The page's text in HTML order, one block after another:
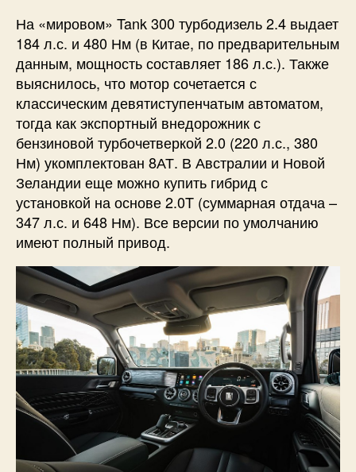
На «мировом» Tank 300 турбодизель 2.4 выдает
184 л.с. и 480 Нм (в Китае, по предварительным
данным, мощность составляет 186 л.с.). Также
выяснилось, что мотор сочетается с
классическим девятиступенчатым автоматом,
тогда как экспортный внедорожник с
бензиновой турбочетверкой 2.0 (220 л.с., 380
Нм) укомплектован 8АТ. В Австралии и Новой
Зеландии еще можно купить гибрид с
установкой на основе 2.0T (суммарная отдача –
347 л.с. и 648 Нм). Все версии по умолчанию
имеют полный привод.